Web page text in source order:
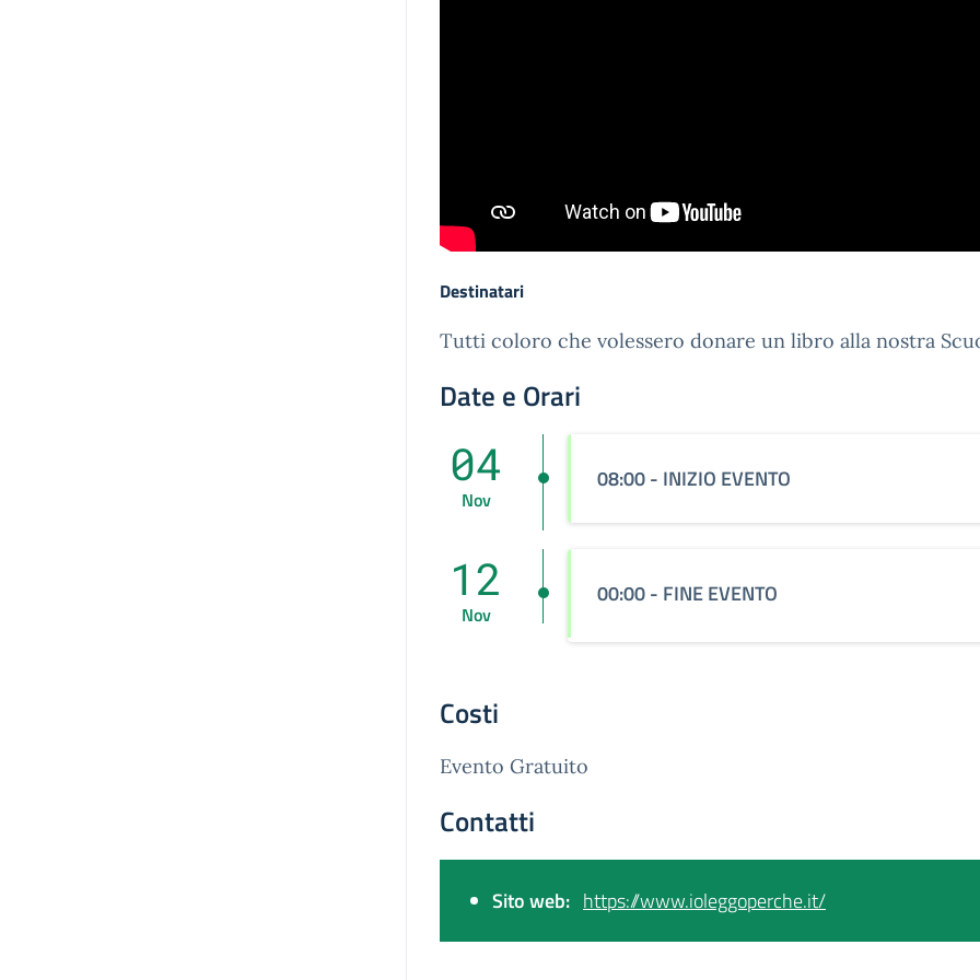
Destinatari
Tutti coloro che volessero donare un libro alla nostra
Date e Orari
08:00 - INIZIO EVENTO
04
Nov
00:00 - FINE EVENTO
12
Nov
Costi
Evento Gratuito
Contatti
Sito web: https://www.ioleggoperche.it/